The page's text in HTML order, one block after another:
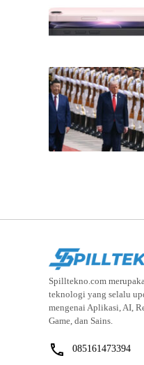
Spilltekno.com
teknologi yang selalu
mengenai Aplikasi, AI,
Game, dan Sains.
085161473394